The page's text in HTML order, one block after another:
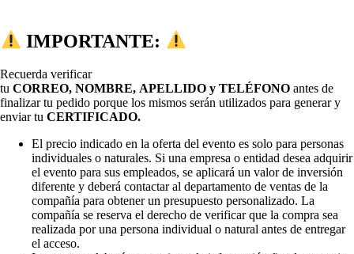
IMPORTANTE:
Recuerda verificar
tu CORREO, NOMBRE, APELLIDO y TELÉFONO antes de
finalizar tu pedido porque los mismos serán utilizados para generar y
enviar tu CERTIFICADO.
El precio indicado en la oferta del evento es solo para personas
individuales o naturales. Si una empresa o entidad desea adquirir
el evento para sus empleados, se aplicará un valor de inversión
diferente y deberá contactar al departamento de ventas de la
compañía para obtener un presupuesto personalizado. La
compañía se reserva el derecho de verificar que la compra sea
realizada por una persona individual o natural antes de entregar
el acceso.